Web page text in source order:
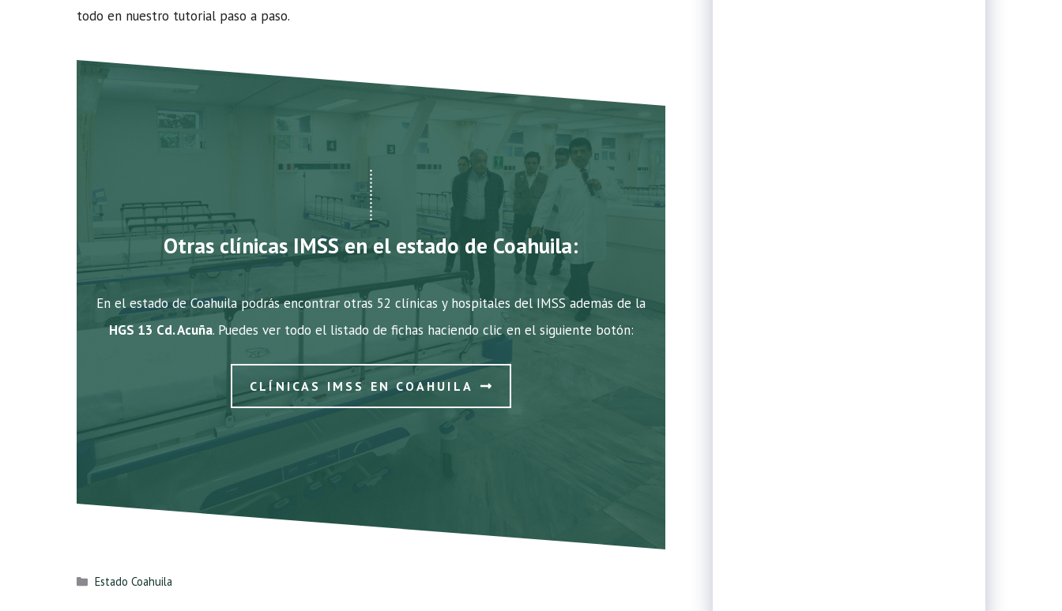
todo en nuestro tutorial paso a paso.
Otras clínicas IMSS en el estado de Coahuila:
En el estado de Coahuila podrás encontrar otras 52 clínicas y hospitales del IMSS además de la
HGS 13 Cd. Acuña. Puedes ver todo el listado de fichas haciendo clic en el siguiente botón:
CLÍNICAS IMSS EN COAHUILA
Categorías
Estado Coahuila